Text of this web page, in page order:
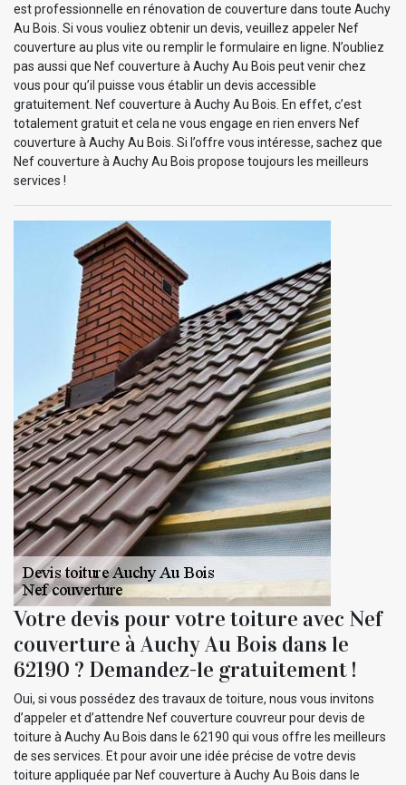
est professionnelle en rénovation de couverture dans toute Auchy
Au Bois. Si vous vouliez obtenir un devis, veuillez appeler Nef
couverture au plus vite ou remplir le formulaire en ligne. N’oubliez
pas aussi que Nef couverture à Auchy Au Bois peut venir chez
vous pour qu’il puisse vous établir un devis accessible
gratuitement. Nef couverture à Auchy Au Bois. En effet, c’est
totalement gratuit et cela ne vous engage en rien envers Nef
couverture à Auchy Au Bois. Si l’offre vous intéresse, sachez que
Nef couverture à Auchy Au Bois propose toujours les meilleurs
services !
Votre devis pour votre toiture avec Nef
couverture à Auchy Au Bois dans le
62190 ? Demandez-le gratuitement !
Oui, si vous possédez des travaux de toiture, nous vous invitons
d’appeler et d’attendre Nef couverture couvreur pour devis de
toiture à Auchy Au Bois dans le 62190 qui vous offre les meilleurs
de ses services. Et pour avoir une idée précise de votre devis
toiture appliquée par Nef couverture à Auchy Au Bois dans le